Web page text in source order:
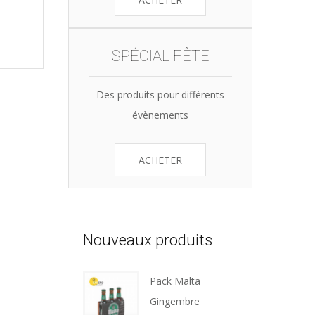
SPÉCIAL FÊTE
Des produits pour différents
évènements
ACHETER
Nouveaux produits
Pack Malta
Gingembre